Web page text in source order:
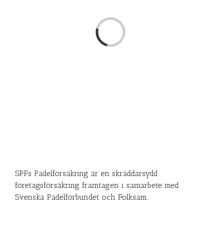
Loading...
SPFs Padelförsäkring är en skräddarsydd
företagsförsäkring framtagen i samarbete med
Svenska Padelförbundet och Folksam.